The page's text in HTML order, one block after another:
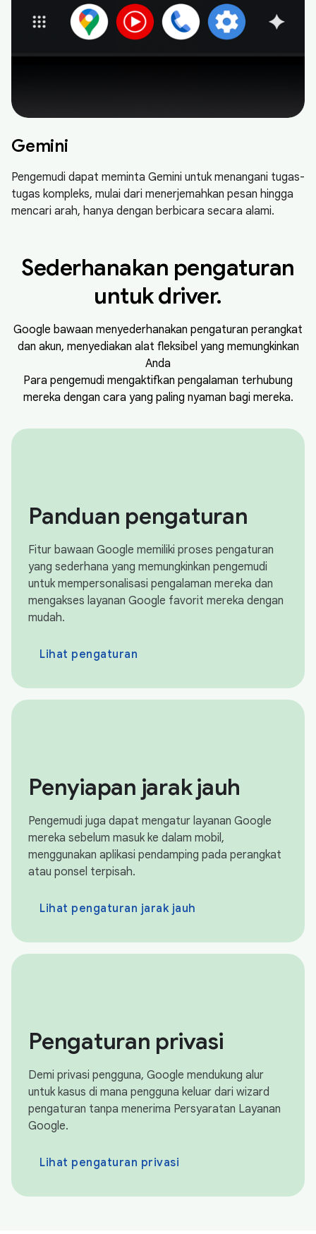
Gemini
Pengemudi dapat meminta Gemini untuk menangani tugas-
tugas kompleks, mulai dari menerjemahkan pesan hingga
mencari arah, hanya dengan berbicara secara alami.
Sederhanakan pengaturan
untuk driver.
Google bawaan menyederhanakan pengaturan perangkat
dan akun, menyediakan alat fleksibel yang memungkinkan
Anda
Para pengemudi mengaktifkan pengalaman terhubung
mereka dengan cara yang paling nyaman bagi mereka.
Panduan pengaturan
Fitur bawaan Google memiliki proses pengaturan
yang sederhana yang memungkinkan pengemudi
untuk mempersonalisasi pengalaman mereka dan
mengakses layanan Google favorit mereka dengan
mudah.
Lihat pengaturan
Penyiapan jarak jauh
Pengemudi juga dapat mengatur layanan Google
mereka sebelum masuk ke dalam mobil,
menggunakan aplikasi pendamping pada perangkat
atau ponsel terpisah.
Lihat pengaturan jarak jauh
Pengaturan privasi
Demi privasi pengguna, Google mendukung alur
untuk kasus di mana pengguna keluar dari wizard
pengaturan tanpa menerima Persyaratan Layanan
Google.
Lihat pengaturan privasi